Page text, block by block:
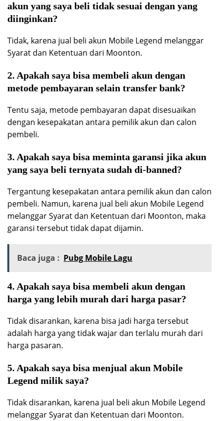
akun yang saya beli tidak sesuai dengan yang
diinginkan?
Tidak, karena jual beli akun Mobile Legend melanggar
Syarat dan Ketentuan dari Moonton.
2. Apakah saya bisa membeli akun dengan
metode pembayaran selain transfer bank?
Tentu saja, metode pembayaran dapat disesuaikan
dengan kesepakatan antara pemilik akun dan calon
pembeli.
3. Apakah saya bisa meminta garansi jika akun
yang saya beli ternyata sudah di-banned?
Tergantung kesepakatan antara pemilik akun dan calon
pembeli. Namun, karena jual beli akun Mobile Legend
melanggar Syarat dan Ketentuan dari Moonton, maka
garansi tersebut tidak dapat dijamin.
Baca juga : Pubg Mobile Lagu
4. Apakah saya bisa membeli akun dengan
harga yang lebih murah dari harga pasar?
Tidak disarankan, karena bisa jadi harga tersebut
adalah harga yang tidak wajar dan terlalu murah dari
harga pasaran.
5. Apakah saya bisa menjual akun Mobile
Legend milik saya?
Tidak disarankan, karena jual beli akun Mobile Legend
melanggar Syarat dan Ketentuan dari Moonton.